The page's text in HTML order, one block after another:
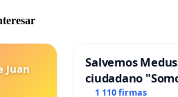
Juan
Salvemos
ciudadano
1 110 firmas